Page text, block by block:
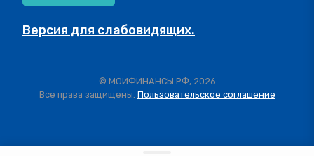
Версия для слабовидящих.
© МОИФИНАНСЫ.РФ, 2026
Все права защищены. Пользовательское соглашение